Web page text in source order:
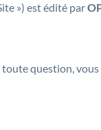
») est édité par
toute question,